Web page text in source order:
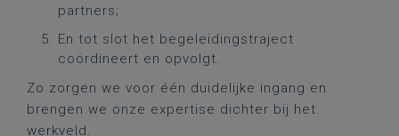
partners;
En tot slot het begeleidingstraject
coördineert en opvolgt.
Zo zorgen we voor één duidelijke ingang en
brengen we onze expertise dichter bij het
werkveld.